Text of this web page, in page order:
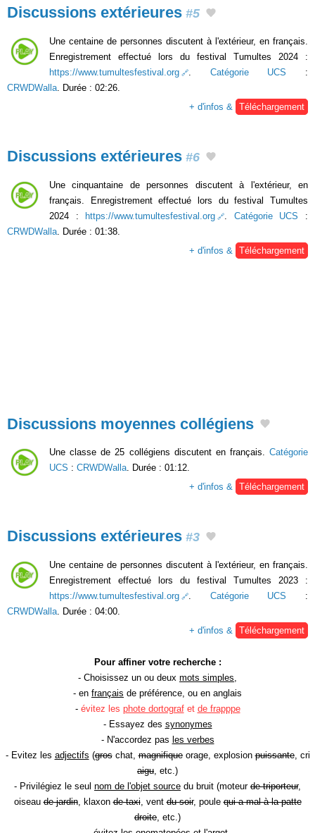
Discussions extérieures #5
Une centaine de personnes discutent à l'extérieur, en français.
Enregistrement effectué lors du festival Tumultes 2024 :
https://www.tumultesfestival.org
. Catégorie UCS :
CRWDWalla . Durée : 02:26.
+ d'infos &
Téléchargement
Discussions extérieures #6
Une cinquantaine de personnes discutent à l'extérieur, en
français. Enregistrement effectué lors du festival Tumultes
2024 : https://www.tumultesfestival.org Catégorie UCS :
CRWDWalla . Durée : 01:38.
+ d'infos &
Téléchargement
Discussions moyennes collégiens
Une classe de 25 collégiens discutent en français. Catégorie
UCS : CRWDWalla. Durée : 01:12.
+ d'infos & Téléchargement
Discussions extérieures #3
Une centaine de personnes discutent à l'extérieur, en français.
Enregistrement effectué lors du festival Tumultes 2023 :
https://www.tumultesfestival.org
. Catégorie UCS :
CRWDWalla . Durée : 04:00.
+ d'infos &
Téléchargement
Pour affiner votre recherche :
- Choisissez un ou deux mots simples
- en français de préférence, ou en anglais
- évitez les phote dortografet de frapppe
- Essayez des synonymes
- N'accordez pas les verbes
- Evitez les adjectifs (groschat,magnifiqueorage, explosionpuissante, cri
aigu , etc.)
- Privilégiez le seul nom de l'objet source du bruit (moteur de triporteur,
oiseaude jardin, klaxonde taxi, ventdu soir, poulequi a mal à la patte
droite , etc.)